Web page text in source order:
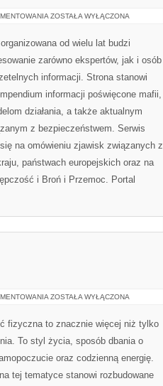
BROŃ
ZOSTAŁA WYŁĄCZONA
od wielu lat budzi
zarówno ekspertów, jak i osób
informacji. Strona stanowi
informacji poświęcone mafii,
działania, a także aktualnym
z bezpieczeństwem. Serwis
na omówieniu zjawisk związanych z
państwach europejskich oraz na
i Broń i Przemoc. Portal
SPRZĘT
ZOSTAŁA WYŁĄCZONA
fizyczna to znacznie więcej niż tylko
To styl życia, sposób dbania o
oraz codzienną energię.
tej tematyce stanowi rozbudowane